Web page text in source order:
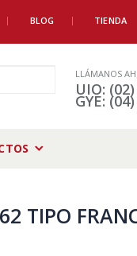
BLOG TIENDA
LLÁMANOS
UIO:
GYE:
TIPO